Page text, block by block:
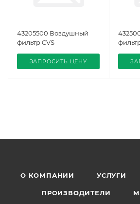
43205500 Воздушный
фильтр CVS
ЗАПРОСИТЬ ЦЕНУ
О КОМПАНИИ УСЛУГИ
ПРОИЗВОДИТЕЛИ